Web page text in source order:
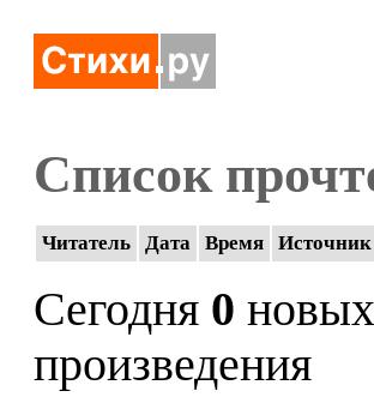
Список
Читатель Дата Время Источник
Сегодня 0
произведения